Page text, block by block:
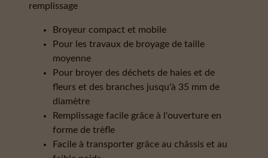
remplissage
Broyeur compact et mobile
Pour les travaux de broyage de taille
moyenne
Pour broyer des déchets de haies et de
fleurs et des branches jusqu'à 35 mm de
diamètre
Remplissage facile grâce à l'ouverture en
forme de trèfle
Facile à transporter grâce au châssis et au